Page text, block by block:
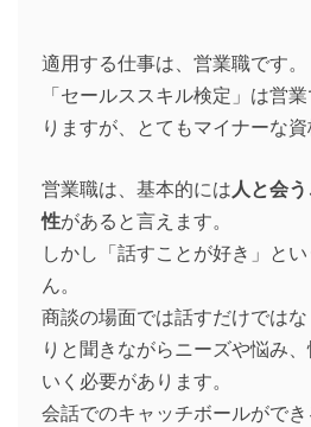
適用する仕事は、営業職です。
「セールススキル検定」は営
りますが、とてもマイナーな資
営業職は、基本的には人と会
性があると言えます。
しかし「話すことが好き」と
ん。
商談の場面では話すだけでは
りと聞きながらニーズや悩み
いく必要があります。
会話でのキャッチボールがで